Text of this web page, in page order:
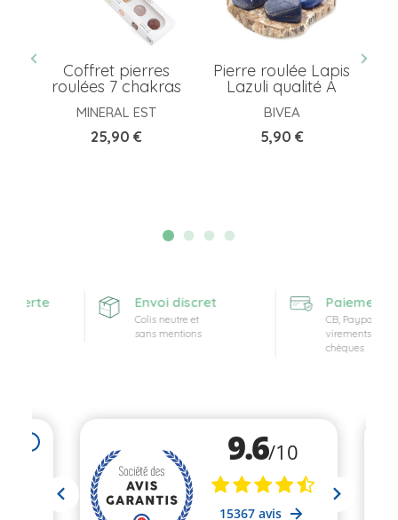
Coffret pierres
roulées 7 chakras
MINERAL EST
Prix
25,90 €
Pierre roulée Lapis
Lazuli qualité A
BIVEA
Prix
5,90 €
Envoi discret
Colis neutre et
sans mentions
Paiement
CB, Paypal,
virements et
chèques